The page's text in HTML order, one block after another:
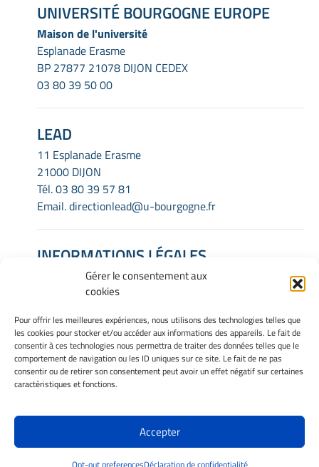
Gérer le consentement aux
cookies
Pour offrir les meilleures expériences, nous utilisons des technologies telles que
les cookies pour stocker et/ou accéder aux informations des appareils. Le fait de
consentir à ces technologies nous permettra de traiter des données telles que le
comportement de navigation ou les ID uniques sur ce site. Le fait de ne pas
consentir ou de retirer son consentement peut avoir un effet négatif sur certaines
caractéristiques et fonctions.
Accepter
UNIVERSITÉ BOURGOGNE EUROPE
Maison de l'université
Esplanade Erasme
BP 27877 21078 DIJON CEDEX
03 80 39 50 00
LEAD
11 Esplanade Erasme
21000 DIJON
Tél.03 80 39 57 81
Email.directionlead@u-bourgogne.fr
INFORMATIONS LÉGALES
Mentions Légales
Gérer mes cookies
Déclaration de confidentialité
Avertissement
INTRANET
Site Officiel - LEAD - Laboratoire d'Étude de l'Apprentissage et du
Développement @ 2026